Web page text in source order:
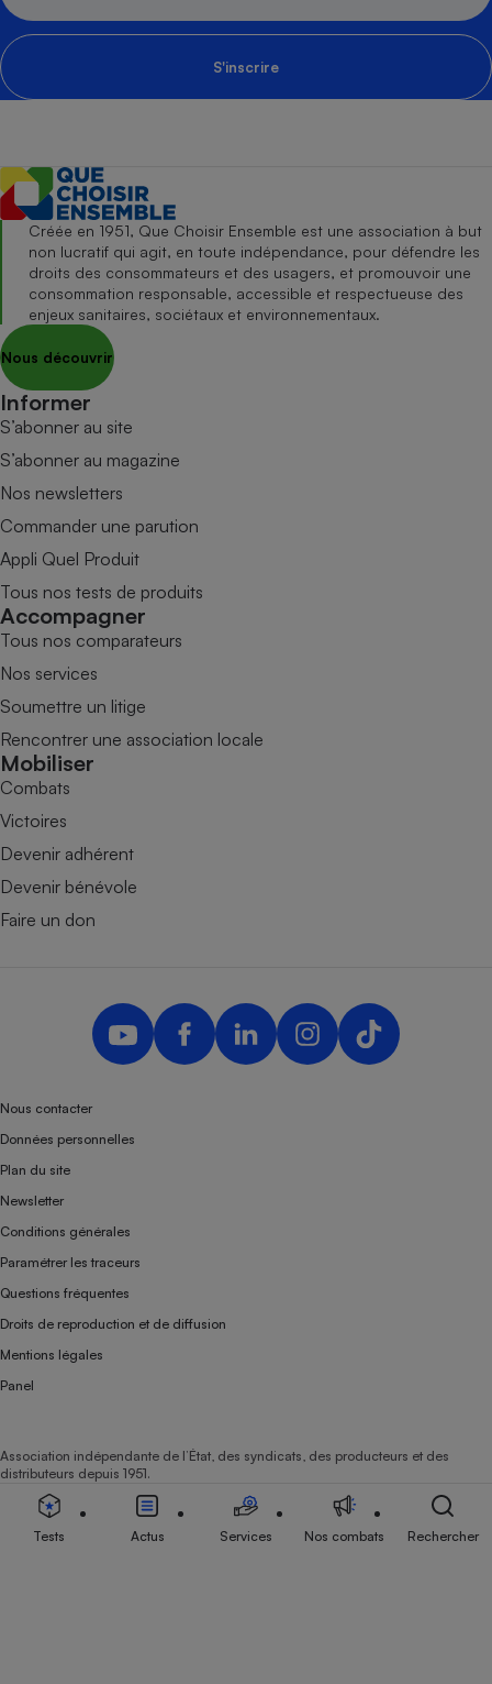
S'inscrire
Créée en 1951, Que Choisir Ensemble est une association à but
non lucratif qui agit, en toute indépendance, pour défendre les
droits des consommateurs et des usagers, et promouvoir une
consommation responsable, accessible et respectueuse des
enjeux sanitaires, sociétaux et environnementaux.
Nous découvrir
Informer
S’abonner au site
S’abonner au magazine
Nos newsletters
Commander une parution
Appli Quel Produit
Tous nos tests de produits
Accompagner
Tous nos comparateurs
Nos services
Soumettre un litige
Rencontrer une association locale
Mobiliser
Combats
Victoires
Devenir adhérent
Devenir bénévole
Faire un don
Nous contacter
Données personnelles
Plan du site
Newsletter
Conditions générales
Paramétrer les traceurs
Questions fréquentes
Droits de reproduction et de diffusion
Mentions légales
Panel
Association indépendante de l’État, des syndicats, des producteurs et des
distributeurs depuis 1951.
Tests Actus Services Nos combats Rechercher